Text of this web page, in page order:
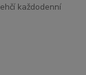
každodenní